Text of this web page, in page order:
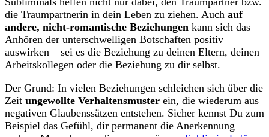
die Traumpartnerin in dein Leben zu ziehen. Auch auf
andere, nicht-romantische Beziehungen kann sich das
Anhören der unterschwelligen Botschaften positiv
auswirken – sei es die Beziehung zu deinen Eltern, deinen
Arbeitskollegen oder die Beziehung zu dir selbst.
Der Grund: In vielen Beziehungen schleichen sich über die
Zeit ungewollte Verhaltensmuster ein, die wiederum aus
negativen Glaubenssätzen entstehen. Sicher kennst Du zum
Beispiel das Gefühl, dir permanent die Anerkennung